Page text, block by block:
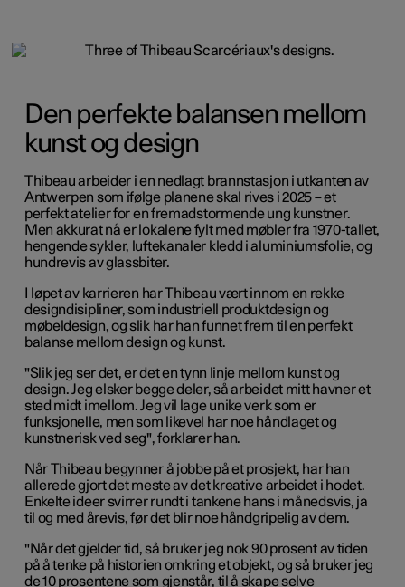
Den perfekte balansen mellom
kunst og design
Thibeau arbeider i en nedlagt brannstasjon i utkanten av
Antwerpen som ifølge planene skal rives i 2025 – et
perfekt atelier for en fremadstormende ung kunstner.
Men akkurat nå er lokalene fylt med møbler fra 1970-tallet,
hengende sykler, luftekanaler kledd i aluminiumsfolie, og
hundrevis av glassbiter.
I løpet av karrieren har Thibeau vært innom en rekke
designdisipliner, som industriell produktdesign og
møbeldesign, og slik har han funnet frem til en perfekt
balanse mellom design og kunst.
"Slik jeg ser det, er det en tynn linje mellom kunst og
design. Jeg elsker begge deler, så arbeidet mitt havner et
sted midt imellom. Jeg vil lage unike verk som er
funksjonelle, men som likevel har noe håndlaget og
kunstnerisk ved seg", forklarer han.
Når Thibeau begynner å jobbe på et prosjekt, har han
allerede gjort det meste av det kreative arbeidet i hodet.
Enkelte ideer svirrer rundt i tankene hans i månedsvis, ja
til og med årevis, før det blir noe håndgripelig av dem.
"Når det gjelder tid, så bruker jeg nok 90 prosent av tiden
på å tenke på historien omkring et objekt, og så bruker jeg
de 10 prosentene som gjenstår, til å skape selve